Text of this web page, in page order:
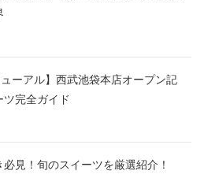
ューアル】西武池袋本店オープン記
完全ガイド
見！旬のスイーツを厳選紹介！